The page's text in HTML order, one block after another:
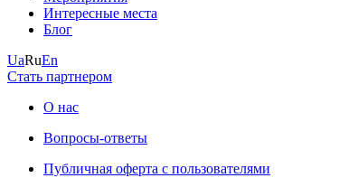
Интересные места
Блог
UaRuEn
Стать партнером
О нас
Вопросы-ответы
Публичная оферта с пользователями